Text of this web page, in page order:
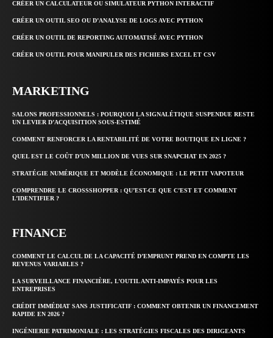
CRÉER UN CALCULATEUR OU SIMULATEUR PYTHON INTERACTIF
CRÉER UN OUTIL SEO OU D’ANALYSE DE LOGS AVEC PYTHON
CRÉER UN OUTIL DE REPORTING AUTOMATISÉ AVEC PYTHON
CRÉER UN OUTIL POUR MANIPULER DES FICHIERS EXCEL ET CSV
MARKETING
SALONS PROFESSIONNELS : POURQUOI LA SIGNALÉTIQUE SUSPENDUE RESTE
UN LEVIER D’ACQUISITION SOUS-ESTIMÉ
COMMENT RENFORCER LA RENTABILITÉ DE VOTRE BOUTIQUE EN LIGNE ?
QUEL EST LE COÛT D’UN MILLION DE VUES SUR SNAPCHAT EN 2025 ?
STRATÉGIE NUMÉRIQUE ET MODÈLE ÉCONOMIQUE : LE PETIT VAPOTEUR
COMPRENDRE LE CROSSSHOPPER : QU’EST-CE QUE C’EST ET COMMENT
L’IDENTIFIER ?
FINANCE
COMMENT LE CALCUL DE LA CAPACITÉ D’EMPRUNT PREND EN COMPTE LES
REVENUS VARIABLES ?
LA SURVEILLANCE FINANCIÈRE, L’OUTIL ANTI-IMPAYÉS POUR LES
ENTREPRISES
CRÉDIT IMMÉDIAT SANS JUSTIFICATIF : COMMENT OBTENIR UN FINANCEMENT
RAPIDE EN 2026 ?
INGÉNIERIE PATRIMONIALE : LES STRATÉGIES FISCALES DES DIRIGEANTS